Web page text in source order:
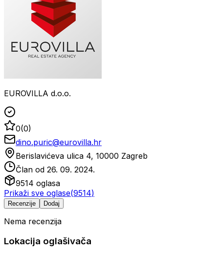
EUROVILLA d.o.o.
0(0)
dino.puric@eurovilla.hr
Berislavićeva ulica 4, 10000 Zagreb
Član od 26. 09. 2024.
9514 oglasa
Prikaži sve oglase(9514)
Recenzije Dodaj
Nema recenzija
Lokacija oglašivača